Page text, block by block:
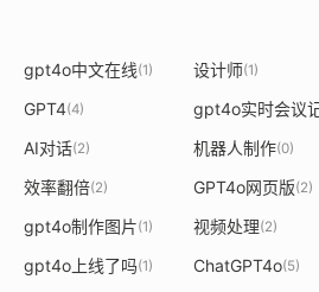
gpt4o中文在线(1) 设计师(1)
GPT4(4)
AI对话(2) 机器人制作(0)
效率翻倍(2) GPT4o网页版(2)
gpt4o制作图片(1) 视频处理(2)
gpt4o上线了吗(1) ChatGPT4o(5)